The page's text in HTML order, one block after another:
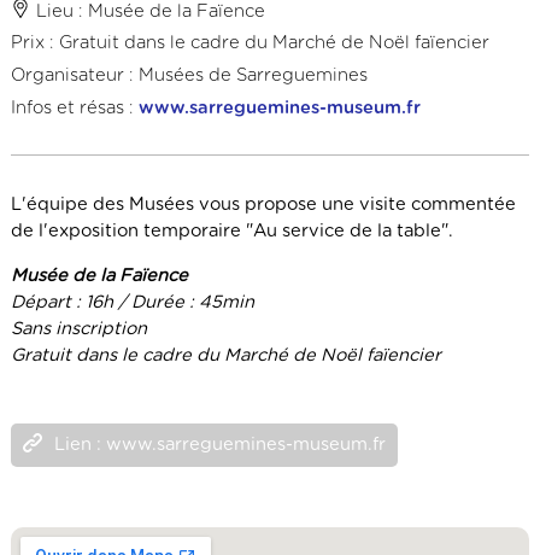
Lieu : Musée de la Faïence
Prix : Gratuit dans le cadre du Marché de Noël faïencier
Organisateur : Musées de Sarreguemines
Infos et résas : www.sarreguemines-museum.fr
L'équipe des Musées vous propose une visite commentée
de l'exposition temporaire "Au service de la table".
Musée de la Faïence
Départ : 16h / Durée : 45min
Sans inscription
Gratuit dans le cadre du Marché de Noël faïencier
Lien : www.sarreguemines-museum.fr